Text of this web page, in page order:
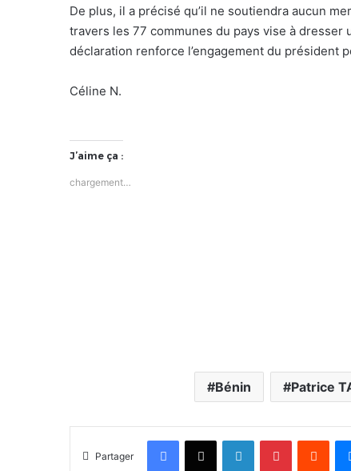
De plus, il a précisé qu’il ne soutiendra aucun
travers les 77 communes du pays vise à
déclaration renforce l’engagement du président
Céline N.
J’aime ça :
chargement…
Bénin Patrice
Partager
FacebookX Linkedin Pinterest